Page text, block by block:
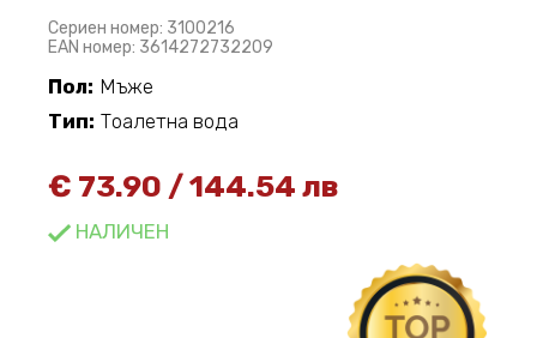
Сериен номер: 3100216
EAN номер: 3614272732209
Пол: Мъже
Тип: Тоалетна вода
€ 73.90 /144.54 лв
НАЛИЧЕН